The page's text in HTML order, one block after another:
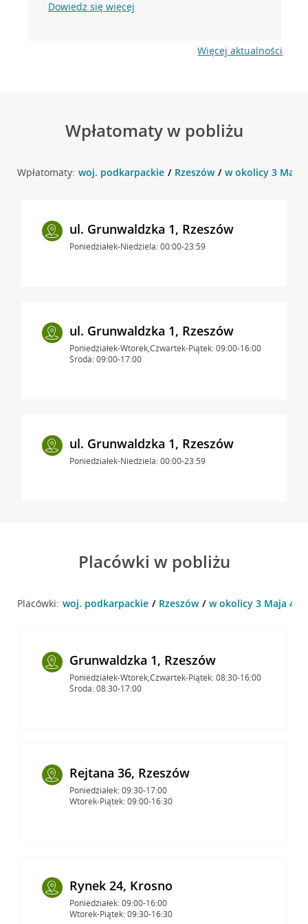
Dowiedz się więcej
Więcej aktualności
Wpłatomaty w pobliżu
Wpłatomaty: woj. podkarpackie Rzeszów w okolicy 3 Maja
ul. Grunwaldzka 1, Rzeszów
Poniedziałek-Niedziela: 00:00-23:59
ul. Grunwaldzka 1, Rzeszów
Poniedziałek-Wtorek,Czwartek-Piątek: 09:00-16:00
Środa: 09:00-17:00
ul. Grunwaldzka 1, Rzeszów
Poniedziałek-Niedziela: 00:00-23:59
Placówki w pobliżu
Placówki: woj. podkarpackie Rzeszów w okolicy 3 Maja 4 ,
Grunwaldzka 1, Rzeszów
Poniedziałek-Wtorek,Czwartek-Piątek: 08:30-16:00
Środa: 08:30-17:00
Rejtana 36, Rzeszów
Poniedziałek: 09:30-17:00
Wtorek-Piątek: 09:00-16:30
Rynek 24, Krosno
Poniedziałek: 09:00-16:00
Wtorek-Piątek: 09:30-16:30